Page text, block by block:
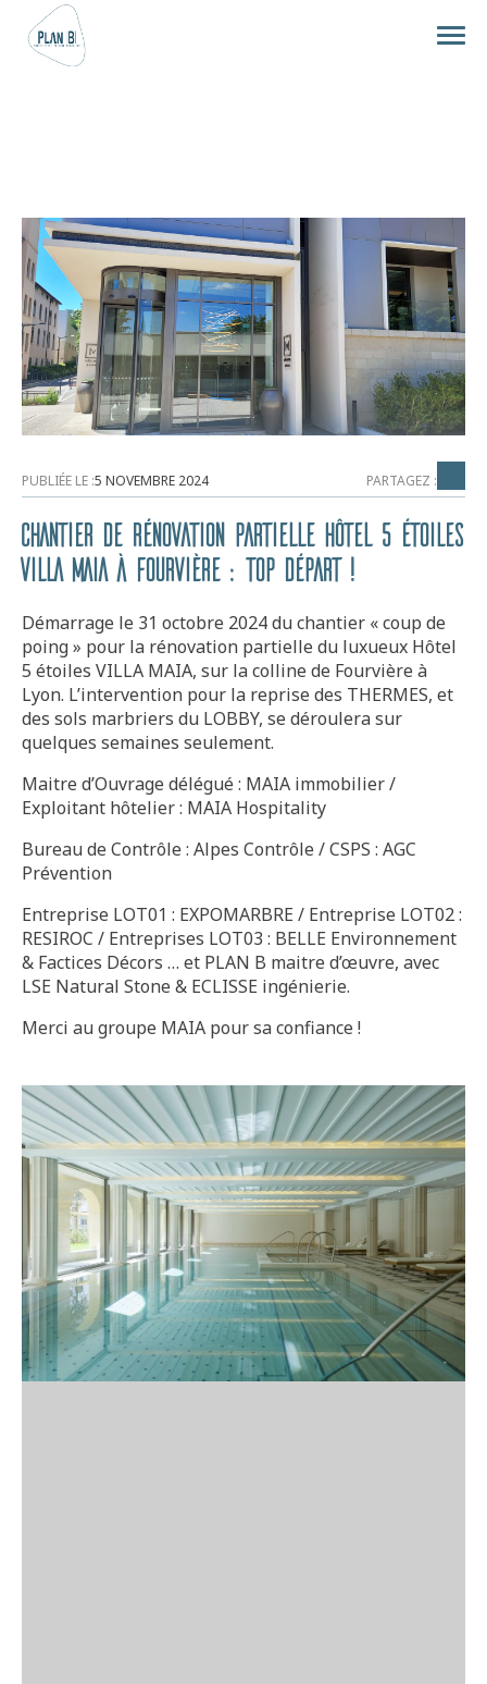
PUBLIÉE LE :5 NOVEMBRE 2024 PARTAGEZ :
Chantier de rénovation partielle Hôtel 5 étoiles
VILLA MAIA à Fourvière : Top départ !
Démarrage le 31 octobre 2024 du chantier « coup de
poing » pour la rénovation partielle du luxueux Hôtel
5 étoiles VILLA MAIA, sur la colline de Fourvière à
Lyon. L’intervention pour la reprise des THERMES, et
des sols marbriers du LOBBY, se déroulera sur
quelques semaines seulement.
Maitre d’Ouvrage délégué : MAIA immobilier /
Exploitant hôtelier : MAIA Hospitality
Bureau de Contrôle : Alpes Contrôle / CSPS : AGC
Prévention
Entreprise LOT01 : EXPOMARBRE / Entreprise LOT02 :
RESIROC / Entreprises LOT03 : BELLE Environnement
& Factices Décors … et PLAN B maitre d’œuvre, avec
LSE Natural Stone & ECLISSE ingénierie.
Merci au groupe MAIA pour sa confiance !